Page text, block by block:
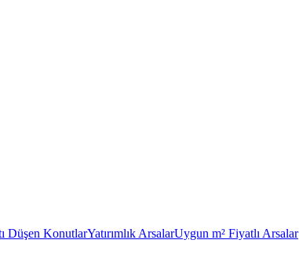
Düşen KonutlarYatırımlık ArsalarUygun m² Fiyatlı Arsalar